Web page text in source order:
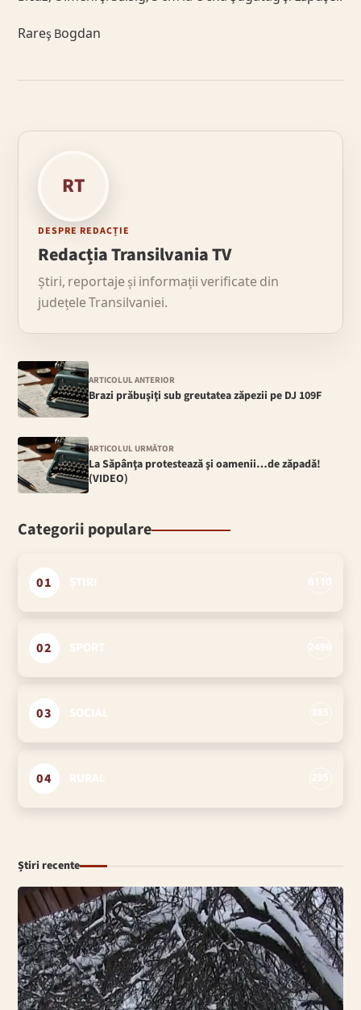
Rareş Bogdan
RT
DESPRE REDACȚIE
Redacția Transilvania TV
Știri, reportaje și informații verificate din
județele Transilvaniei.
ARTICOLUL ANTERIOR
Brazi prăbuşiţi sub greutatea zăpezii pe DJ 109F
ARTICOLUL URMĂTOR
La Săpânţa protestează şi oamenii…de zăpadă!
(VIDEO)
Categorii populare
01
02
03
04
Știri recente